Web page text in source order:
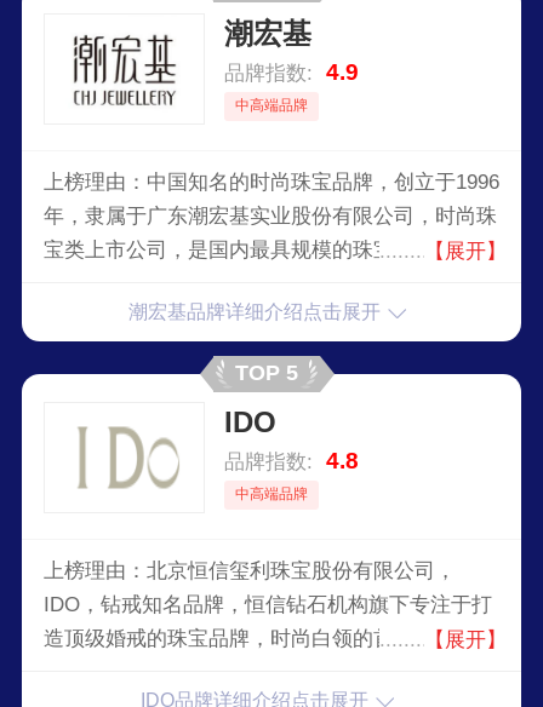
潮宏基
品牌指数: 4.9
中高端品牌
上榜理由：中国知名的时尚珠宝品牌，创立于1996
年，隶属于广东潮宏基实业股份有限公司，时尚珠
宝类上市公司，是国内最具规模的珠宝企业之一。
质优良的时尚珠宝首饰，满足现代女性更好的表达
他们当前甚至未来的时尚理念。
【展开】
潮宏基品牌详细介绍点击展开
TOP 5
IDO
品牌指数: 4.8
中高端品牌
上榜理由：北京恒信玺利珠宝股份有限公司，
IDO，钻戒知名品牌，恒信钻石机构旗下专注于打
造顶级婚戒的珠宝品牌，时尚白领的首选婚戒品
【展开】
IDO品牌详细介绍点击展开